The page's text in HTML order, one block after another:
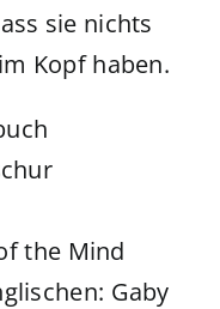
sie nichts
Kopf haben.
the Mind
Gaby